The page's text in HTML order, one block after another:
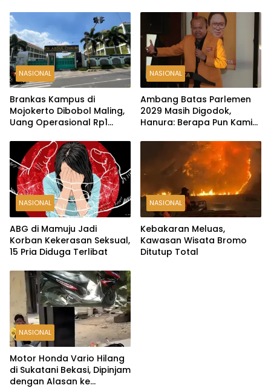
NASIONAL
Brankas Kampus di
Mojokerto Dibobol Maling,
Uang Operasional Rp1
NASIONAL
Ambang Batas Parlemen
2029 Masih Digodok,
Hanura: Berapa Pun Kami
NASIONAL
ABG di Mamuju Jadi
Korban Kekerasan Seksual,
15 Pria Diduga Terlibat
NASIONAL
Kebakaran Meluas,
Kawasan Wisata Bromo
Ditutup Total
NASIONAL
Motor Honda Vario Hilang
di Sukatani Bekasi, Dipinjam
dengan Alasan ke